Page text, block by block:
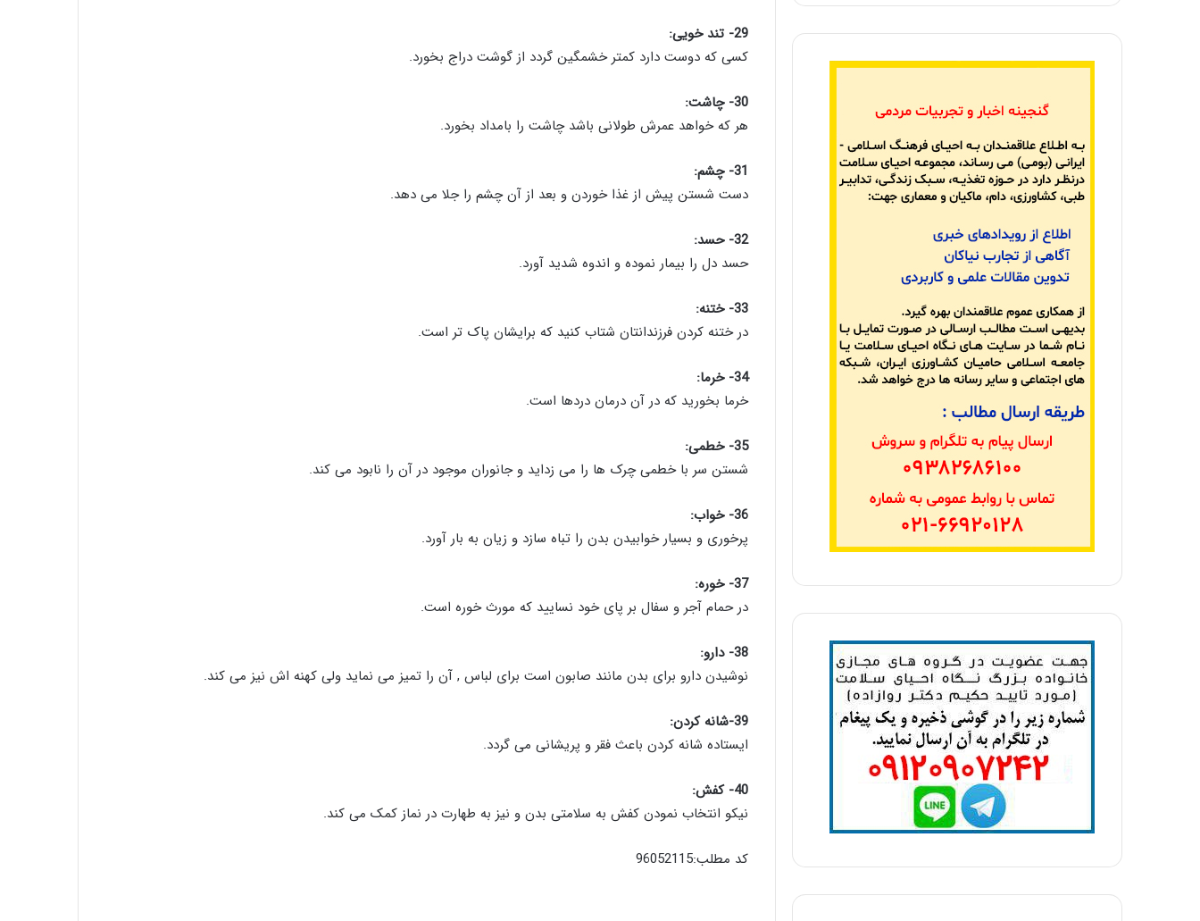
29- تند خویی:
کسی که دوست دارد کمتر خشمگین گردد از گوشت دراج بخورد.
30- چاشت:
هر که خواهد عمرش طولانی باشد چاشت را بامداد بخورد.
31- چشم:
دست شستن پیش از غذا خوردن و بعد از آن چشم را جلا می دهد.
32- حسد:
حسد دل را بیمار نموده و اندوه شدید آورد.
33- ختنه:
در ختنه کردن فرزندانتان شتاب کنید که برایشان پاک تر است.
34- خرما:
خرما بخورید که در آن درمان دردها است.
35- خطمی:
شستن سر با خطمی چرک ها را می زداید و جانوران موجود در آن را نابود می کند.
36- خواب:
پرخوری و بسیار خوابیدن بدن را تباه سازد و زیان به بار آورد.
37- خوره:
در حمام آجر و سفال بر پای خود نسایید که مورث خوره است.
38- دارو:
نوشیدن دارو برای بدن مانند صابون است برای لباس , آن را تمیز می نماید ولی کهنه اش نیز می کند.
39-شانه کردن:
ایستاده شانه کردن باعث فقر و پریشانی می گردد.
40- کفش:
نیکو انتخاب نمودن کفش به سلامتی بدن و نیز به طهارت در نماز کمک می کند.
کد مطلب:96052115